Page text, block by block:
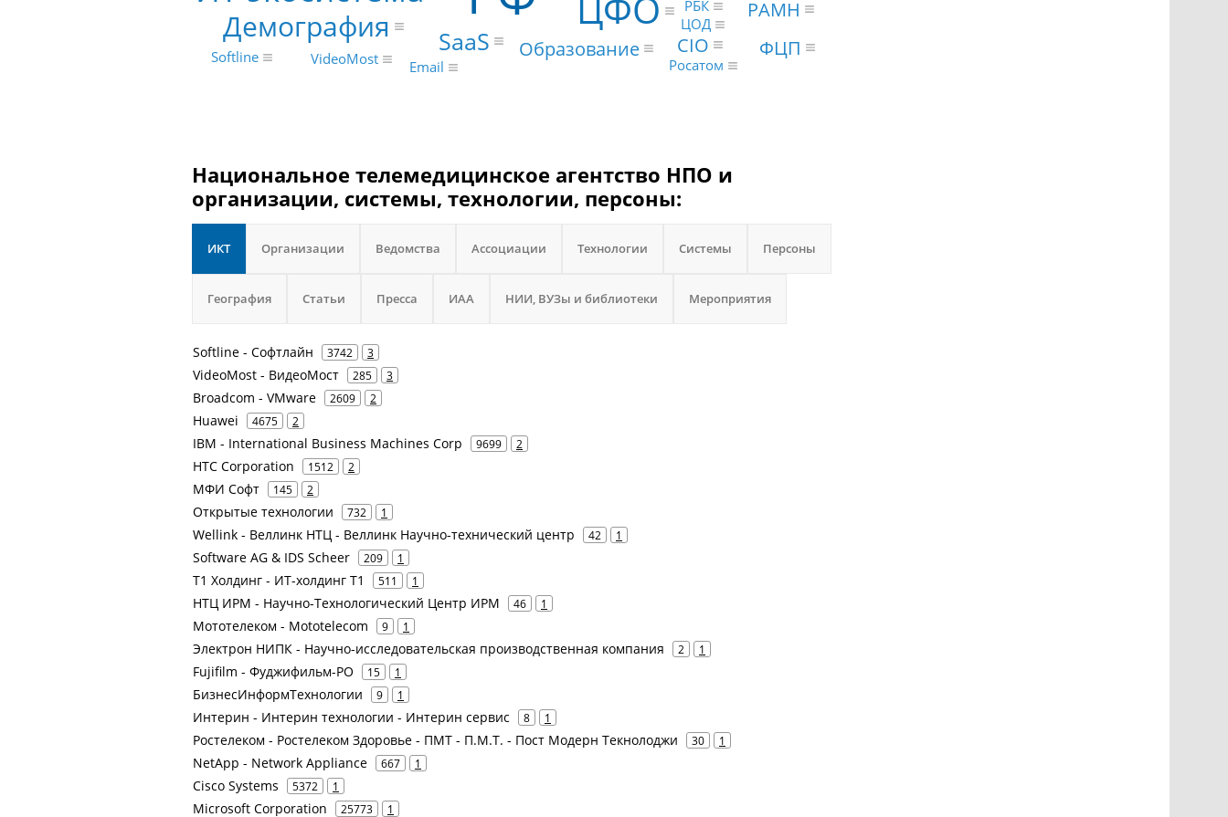
ЦФО
Демография SaaS Образование CIO ФЦП
РАМН
Softline VideoMost
ЦОД
Email Росатом
РБК
Национальное телемедицинское агентство НПО и
организации, системы, технологии, персоны:
ИКТ Организации Ведомства Ассоциации Технологии Системы Персоны
География Статьи Пресса ИАА НИИ, ВУЗы и библиотеки Мероприятия
Softline - Софтлайн 3742 3
VideoMost - ВидеоМост 285 3
Broadcom - VMware 2609 2
Huawei 4675 2
IBM - International Business Machines Corp 9699 2
HTC Corporation 1512 2
МФИ Софт 145 2
Открытые технологии 732 1
Wellink - Веллинк НТЦ - Веллинк Научно-технический центр 42 1
Software AG & IDS Scheer 209 1
Т1 Холдинг - ИТ-холдинг Т1 511 1
НТЦ ИРМ - Научно-Технологический Центр ИРМ 46 1
Мототелеком - Mototelecom 9 1
Электрон НИПК - Научно-исследовательская производственная компания 2 1
Fujifilm - Фуджифильм-РО 15 1
БизнесИнформТехнологии 9 1
Интерин - Интерин технологии - Интерин сервис 8 1
Ростелеком - Ростелеком Здоровье - ПМТ - П.М.Т. - Пост Модерн Текнолоджи 30 1
NetApp - Network Appliance 667 1
Cisco Systems 5372 1
Microsoft Corporation 25773 1